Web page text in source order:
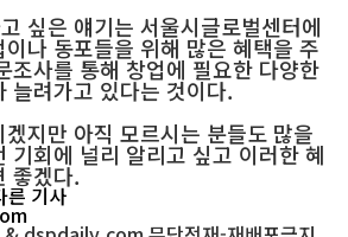
싶은 얘기는 서울시글로벌센터에
나 동포들을 위해 많은 혜택을 주
조사를 통해 창업에 필요한 다양한
늘려가고 있다는 것이다.
지만 아직 모르시는 분들도 많을
기회에 널리 알리고 싶고 이러한 혜
좋겠다.
른 기사